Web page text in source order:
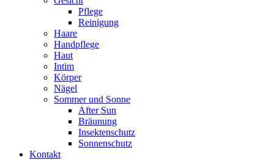
Pflege
Reinigung
Haare
Handpflege
Haut
Intim
Körper
Nägel
Sommer und Sonne
After Sun
Bräunung
Insektenschutz
Sonnenschutz
Kontakt